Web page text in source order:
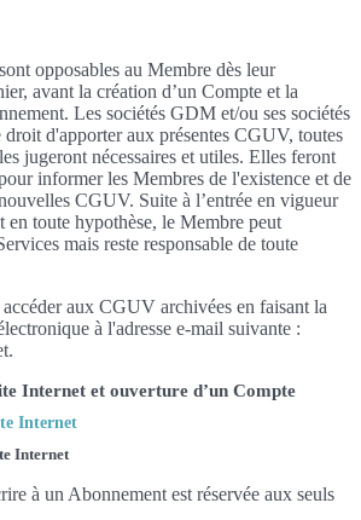
opposables au Membre dès leur
avant la création d’un Compte et la
Les sociétés GDM et/ou ses sociétés
droit d'apporter aux présentes CGUV, toutes
jugeront nécessaires et utiles. Elles feront
informer les Membres de l'existence et de
CGUV. Suite à l’entrée en vigueur
toute hypothèse, le Membre peut
mais reste responsable de toute
aux CGUV archivées en faisant la
à l'adresse e-mail suivante :
Internet et ouverture d’un Compte
Internet
Internet
à un Abonnement est réservée aux seuls